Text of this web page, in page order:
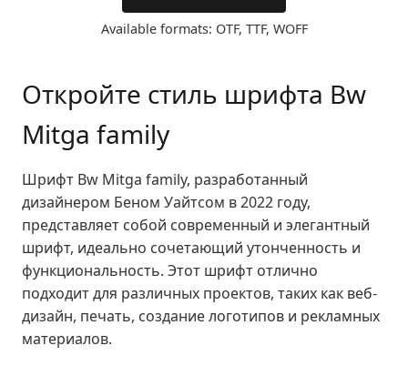
Available formats: OTF, TTF, WOFF
Откройте стиль шрифта Bw
Mitga family
Шрифт Bw Mitga family, разработанный
дизайнером Беном Уайтсом в 2022 году,
представляет собой современный и элегантный
шрифт, идеально сочетающий утонченность и
функциональность. Этот шрифт отлично
подходит для различных проектов, таких как веб-
дизайн, печать, создание логотипов и рекламных
материалов.